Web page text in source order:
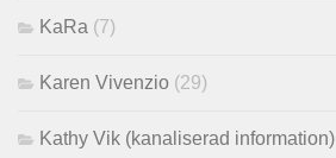
KaRa (7)
Karen Vivenzio (29)
Kathy Vik (kanaliserad information)